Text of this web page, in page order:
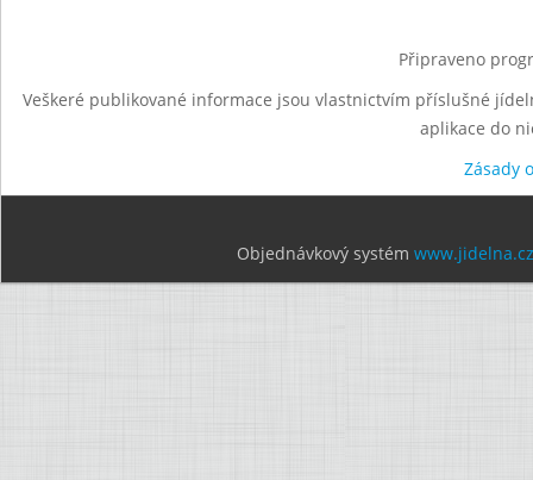
Připraveno
Veškeré publikované informace jsou vlastnictvím příslušné
aplikace do
Zásady
Objednávkový systém www.jidelna.cz